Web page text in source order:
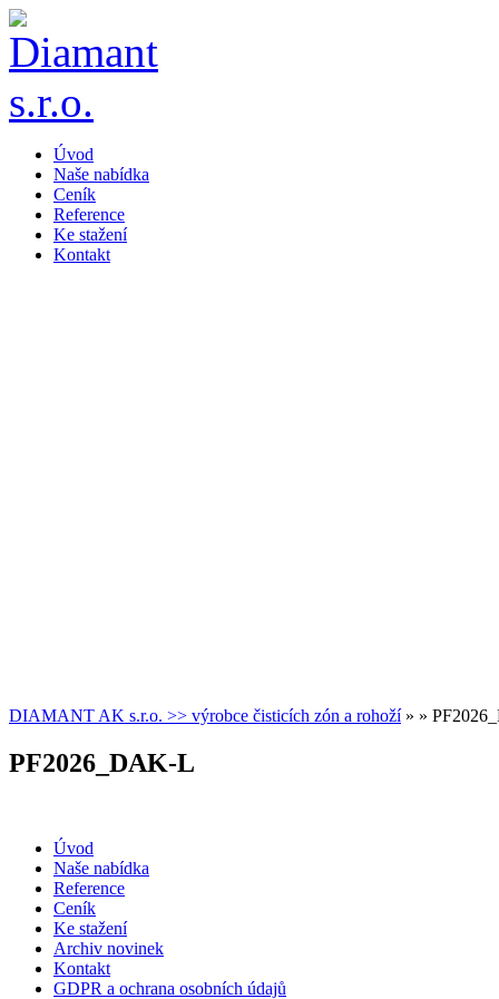
Úvod
Naše nabídka
Ceník
Reference
Ke stažení
Kontakt
DIAMANT AK s.r.o. >> výrobce čisticích zón a rohoží» »
PF2026_DAK-L
Úvod
Naše nabídka
Reference
Ceník
Ke stažení
Archiv novinek
Kontakt
GDPR a ochrana osobních údajů